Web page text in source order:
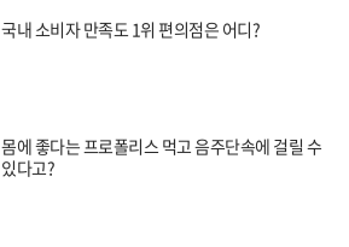
국내 소비자 만족도 1위 편의점은 어디?
몸에 좋다는 프로폴리스 먹고 음주단속에 걸릴 수
있다고?